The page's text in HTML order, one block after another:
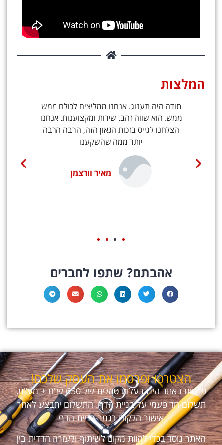
המלצות
תודה היה תענוג. אנחנו ממליצים לכולם ממש
ממש. הוא שווה זהב. שירות ומקצוענות. אנחנו
הצלחנו לגייס בזכות הגאון הזה, הרבה הרבה
יותר ממה שהשקענו
מאיר וורצמן
אהבתם? שתפו לחברים
הצטרפו ופרסמו את העסק שלכם!
פרסום באתר הינו בעלות סמלית של 650 ש"ח + מע"מ,
תשלום חד פעמי על בניית הדף. התשלום יתבצע לאחר
אישור הלקוח בגמר בניית הדף
האתר נוסד בכדי להוות מקום לשיתוף ולעזרה הדדית בין